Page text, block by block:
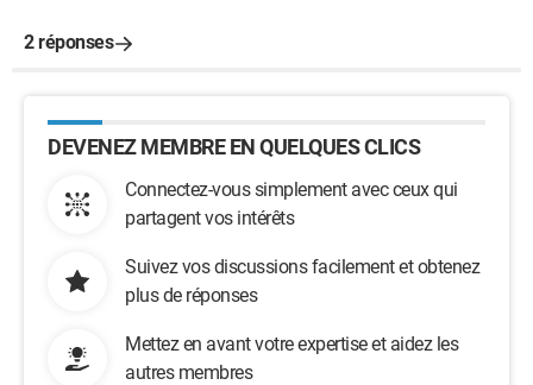
2 réponses
DEVENEZ MEMBRE EN QUELQUES CLICS
Connectez-vous simplement avec ceux qui
partagent vos intérêts
Suivez vos discussions facilement et obtenez
plus de réponses
Mettez en avant votre expertise et aidez les
autres membres